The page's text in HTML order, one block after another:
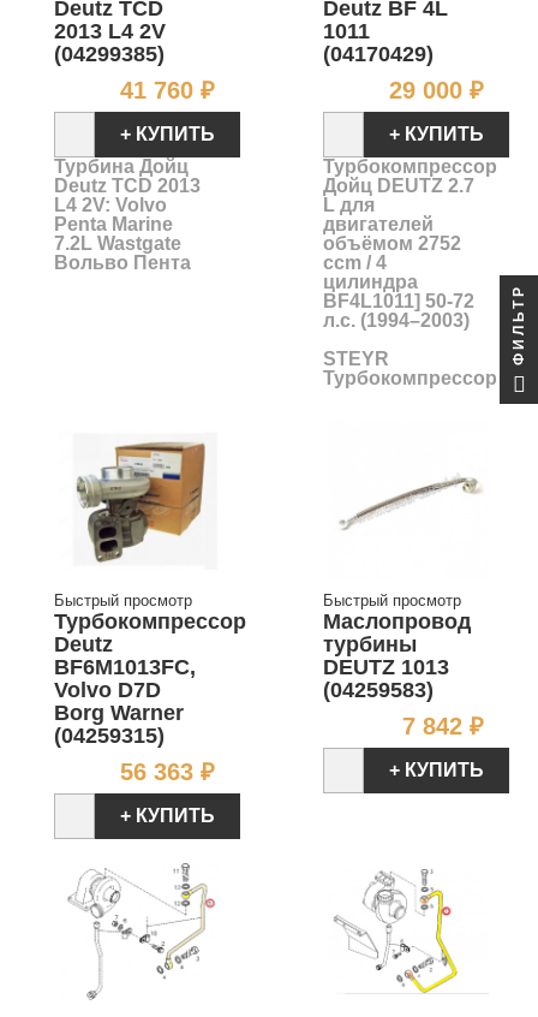
Deutz TCD
2013 L4 2V
(04299385)
41 760 ₽Цена
+ КУПИТЬ
Турбина Дойц
Deutz TCD 2013
L4 2V: Volvo
Penta Marine
7.2L Wastgate
Вольво Пента
Deutz BF 4L
1011
(04170429)
29 000 ₽
+ КУПИТЬ
Турбокомпрессор
Дойц DEUTZ 2.7
L для
двигателей
объёмом 2752
ccm / 4
цилиндра
BF4L1011] 50-72
л.с. (1994–2003)
STEYR
Турбокомпрессор
Быстрый просмотр
Турбокомпрессор
Deutz
BF6M1013FC,
Volvo D7D
Borg Warner
(04259315)
56 363 ₽Цена
+ КУПИТЬ
Быстрый просмотр
Маслопровод
турбины
DEUTZ 1013
(04259583)
7 842 ₽
+ КУПИТЬ
ФИЛЬТР